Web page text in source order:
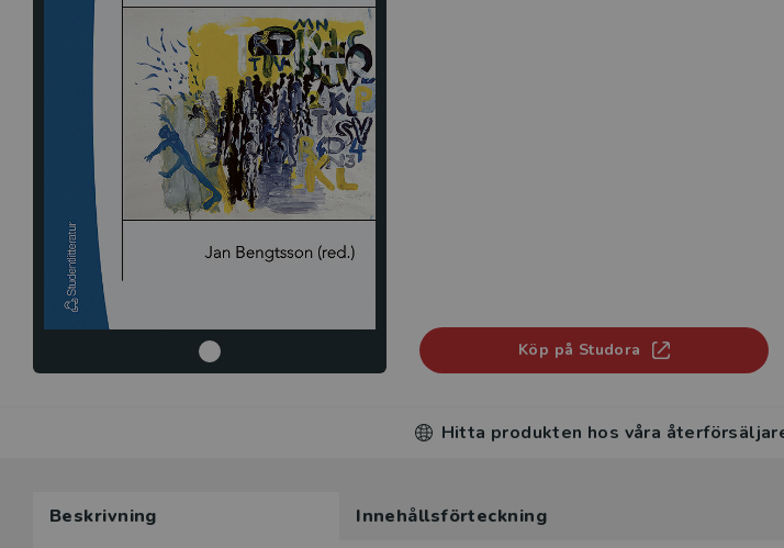
Köp på Studora
Hitta produkten hos våra
Beskrivning Innehållsförteckning